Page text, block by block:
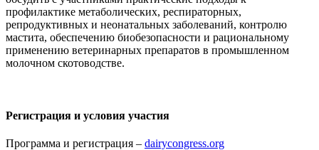
профилактике метаболических, респираторных,
репродуктивных и неонатальных заболеваний, контролю
мастита, обеспечению биобезопасности и рациональному
применению ветеринарных препаратов в промышленном
молочном скотоводстве.
Регистрация и условия участия
Программа и регистрация – dairycongress.org